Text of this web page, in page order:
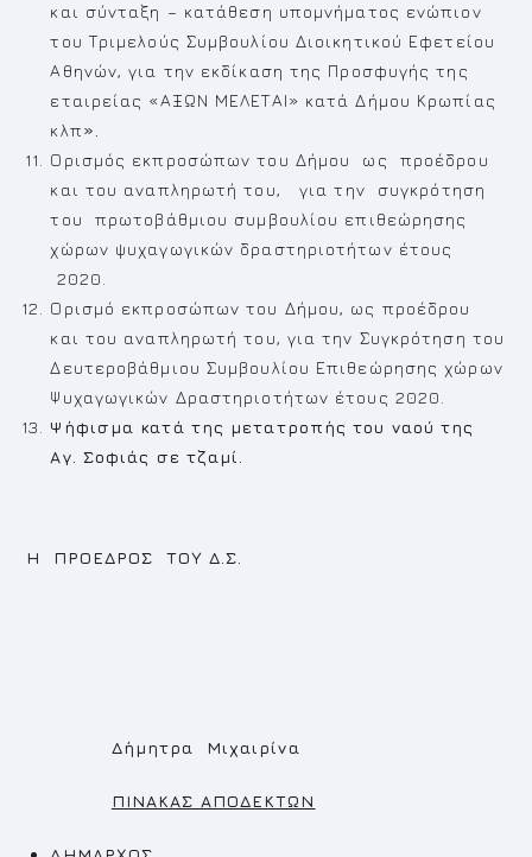
και σύνταξη – κατάθεση υπομνήματος ενώπιον
του Τριμελούς Συμβουλίου Διοικητικού Εφετείου
Αθηνών, για την εκδίκαση της Προσφυγής της
εταιρείας «ΑΞΩΝ ΜΕΛΕΤΑΙ» κατά Δήμου Κρωπίας
κλπ».
Ορισμός εκπροσώπων του Δήμου ως προέδρου
και του αναπληρωτή του, για την συγκρότηση
του πρωτοβάθμιου συμβουλίου επιθεώρησης
χώρων ψυχαγωγικών δραστηριοτήτων έτους
2020.
Ορισμό εκπροσώπων του Δήμου, ως προέδρου
και του αναπληρωτή του, για την Συγκρότηση του
Δευτεροβάθμιου Συμβουλίου Επιθεώρησης χώρων
Ψυχαγωγικών Δραστηριοτήτων έτους 2020.
Ψήφισμα κατά της μετατροπής του ναού της
Αγ. Σοφιάς σε τζαμί.
Η ΠΡΟΕΔΡΟΣ ΤΟΥ Δ.Σ.
Δήμητρα Μιχαιρίνα
ΠΙΝΑΚΑΣ ΑΠΟΔΕΚΤΩΝ